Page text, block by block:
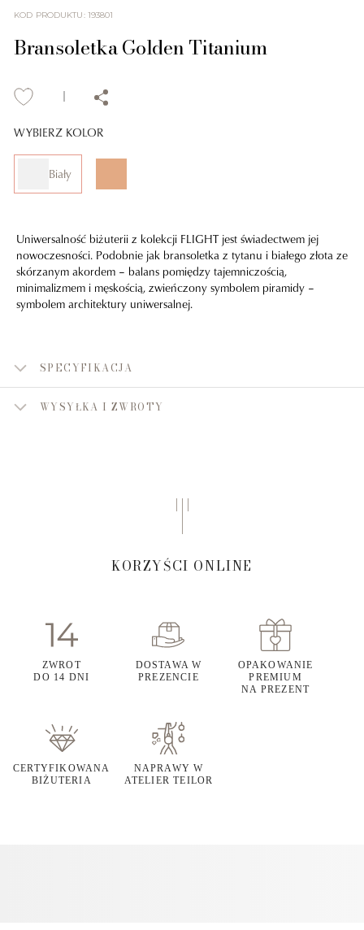
KOD PRODUKTU: 193801
Bransoletka Golden Titanium
WYBIERZ KOLOR
Biały
Uniwersalność biżuterii z kolekcji FLIGHT jest świadectwem jej
nowoczesności. Podobnie jak bransoletka z tytanu i białego złota ze
skórzanym akordem – balans pomiędzy tajemniczością,
minimalizmem i męskością, zwieńczony symbolem piramidy –
symbolem architektury uniwersalnej.
SPECYFIKACJA
WYSYŁKA I ZWROTY
KORZYŚCI ONLINE
ZWROT
DO 14 DNI
DOSTAWA W
PREZENCIE
OPAKOWANIE
PREMIUM
NA PREZENT
CERTYFIKOWANA
BIŻUTERIA
NAPRAWY W
ATELIER TEILOR